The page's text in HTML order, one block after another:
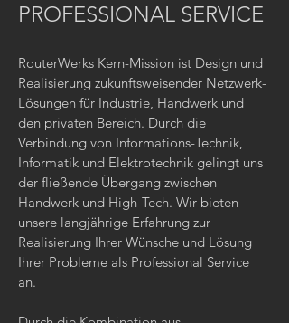
PROFESSIONAL SERVICE
RouterWerks Kern-Mission ist Design und
Realisierung zukunftsweisender Netzwerk-
Lösungen für Industrie, Handwerk und
den privaten Bereich. Durch die
Verbindung von Informations-Technik,
Informatik und Elektrotechnik gelingt uns
der fließende Übergang zwischen
Handwerk und High-Tech. Wir bieten
unsere langjährige Erfahrung zur
Realisierung Ihrer Wünsche und Lösung
Ihrer Probleme als Professional Service
an.